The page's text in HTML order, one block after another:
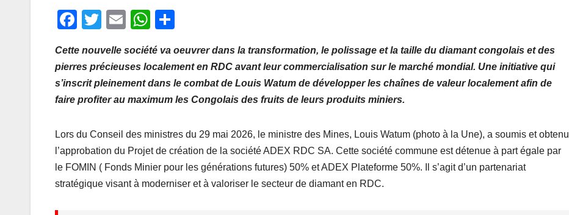
F
c
e
b
o
k
T
tt
er
E
ail
W
at
s
A
p
ta
g
er
Cette nouvelle société va oeuvrer dans la transformation, le polissage et la taille du diamant congolais et des
pierres précieuses localement en RDC avant leur commercialisation sur le marché mondial. Une initiative qui
s’inscrit pleinement dans le combat de Louis Watum de développer les chaînes de valeur localement afin de
faire profiter au maximum les Congolais des fruits de leurs produits miniers.
Lors du Conseil des ministres du 29 mai 2026, le ministre des Mines, Louis Watum (photo à la Une), a soumis et obtenu
l’approbation du Projet de création de la société ADEX RDC SA. Cette société commune est détenue à part égale par
le FOMIN ( Fonds Minier pour les générations futures) 50% et ADEX Plateforme 50%. Il s’agit d’un partenariat
stratégique visant à moderniser et à valoriser le secteur de diamant en RDC.